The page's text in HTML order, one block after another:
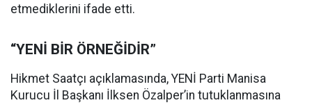
etmediklerini ifade etti.
“YENİ BİR ÖRNEĞİDİR”
Hikmet Saatçı açıklamasında, YENİ Parti Manisa
Kurucu İl Başkanı İlksen Özalper’in tutuklanmasına